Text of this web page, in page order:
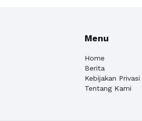
Menu
Home
Berita
Kebijakan Privasi
Tentang Kami